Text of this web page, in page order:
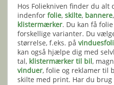
Hos Foliekniven finder du alt
indenfor folie, skilte, bannere,
klistermærker. Du kan få
forskellige varianter. Du
størrelse, f.eks. på
kan også hjælpe dig med
tal, klistermærker til bil,
vinduer, folie og reklamer til
skilte med print. Har du